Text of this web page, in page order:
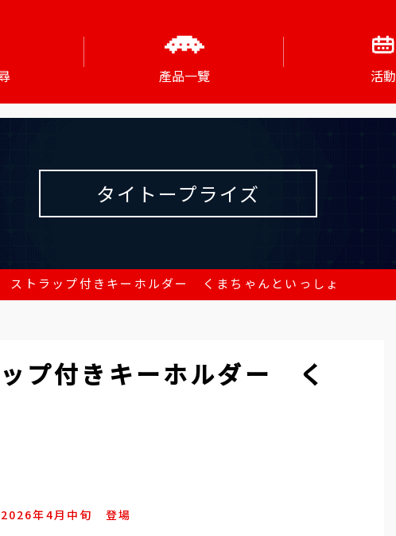
產品一覽 活動
タイトープライズ
トラップ付きキーホルダー くまちゃんといっしょ
プ付きキーホルダー く
2026年4月 中旬 登場